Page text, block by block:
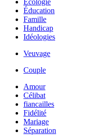
Écologie
Éducation
Famille
Handicap
Idéologies
Veuvage
Couple
Amour
Célibat
fiancailles
Fidélité
Mariage
Séparation